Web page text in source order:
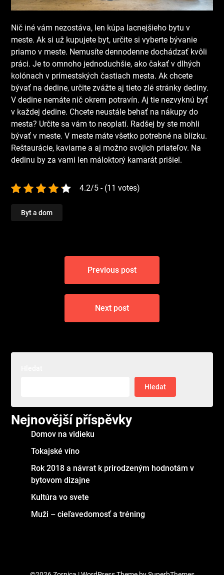
Nič iné vám nezostáva, len kúpa lacnejšieho bytu v
meste. Ak si už kupujete byt, určite si vyberte bývanie
priamo v meste. Nemusíte dennodenne dochádzať kvôli
práci. Je to omnoho jednoduchšie, ako čakať v dlhých
kolónach v prímestských častiach mesta. Ak chcete
bývať na dedine, určite zvážte aj tieto zlé stránky dediny.
V dedine nemáte nič okrem potravín. Aj tie nezvyknú byť
v každej dedine. Chcete neustále behať na nákupy do
mesta? Určite sa vám to neoplatí. Radšej by ste mohli
bývať v meste. V meste máte všetko potrebné na blízku.
Reštaurácie, kaviarne a aj možno svojich priateľov. Na
dedinu by za vami len máloktorý kamarát prišiel.
4.2/5 - (11 votes)
Byt a dom
Navigace
příspěvek
Previous post
Next post
Hledat
Nejnovější příspěvky
Domov na vidieku
Tokajské víno
Rok 2018 a návrat k prirodzeným hodnotám v
bytovom dizajne
Kultúra vo svete
Muži – cieľavedomosť a tréning